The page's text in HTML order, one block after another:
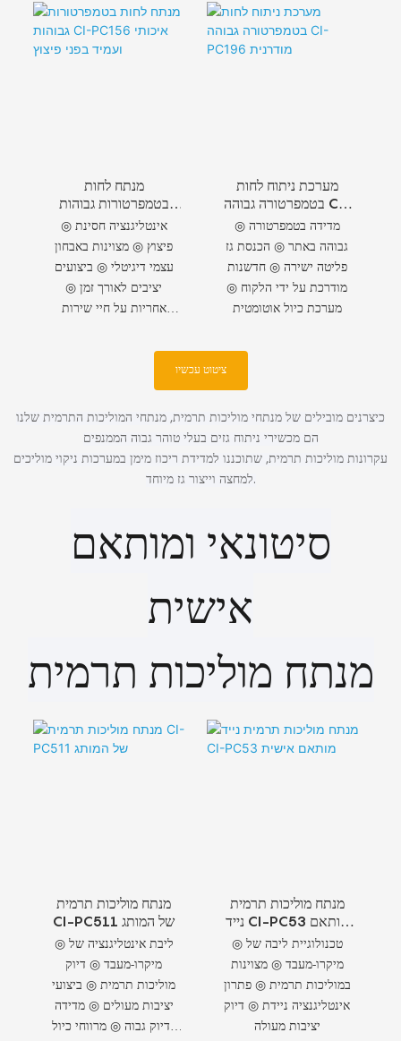
◎ יכולת בסביבה קיצונית
◎ פרוטוקול תקשורת
מאובטח ◎ צימוד משדר
מנתח לחות
בטמפרטורות גבוהות
CI-PC156 איכותי
ועמיד בפני פיצוץ
◎ אינטליגנציה חסינת
פיצוץ ◎ מצוינות באבחון
עצמי דיגיטלי ◎ ביצועים
יציבים לאורך זמן ◎
אחריות על חיי שירות
מערכת ניתוח לחות
בטמפרטורה גבוהה CI-
PC196 מודרנית
◎ מדידה בטמפרטורה
גבוהה באתר ◎ הכנסת גז
פליטה ישירה ◎ חדשנות
מודרכת על ידי הלקוח ◎
מערכת כיול אוטומטית
ציטוט עכשיו
כיצרנים מובילים של מנתחי מוליכות תרמית, מנתחי המוליכות התרמית שלנו
הם מכשירי ניתוח גזים בעלי טוהר גבוה הממנפים
עקרונות מוליכות תרמית, שתוכננו למדידת ריכוז מימן במערכות ניקוי מוליכים
למחצה וייצור גז מיוחד.
סיטונאי ומותאם
אישית
מנתח מוליכות תרמית
מנתח מוליכות תרמית
CI-PC511 של המותג
◎ ליבת אינטליגנציה של
מיקרו-מעבד ◎ דיוק
מוליכות תרמית ◎ ביצועי
יציבות מעולים ◎ מדידה
בדיוק גבוה ◎ מרווחי כיול
מנתח מוליכות תרמית
נייד CI-PC53 מותאם
אישית
◎ טכנולוגיית ליבה של
מיקרו-מעבד ◎ מצוינות
במוליכות תרמית ◎ פתרון
אינטליגנציה ניידת ◎ דיוק
יציבות מעולה